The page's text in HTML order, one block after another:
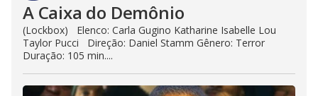
A Caixa do Demônio
(Lockbox) Elenco: Carla Gugino Katharine Isabelle Lou
Taylor Pucci Direção: Daniel Stamm Gênero: Terror
Duração: 105 min....